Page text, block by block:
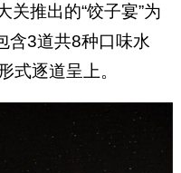
关推出的“饺子宴”为
含3道共8种口味水
式逐道呈上。